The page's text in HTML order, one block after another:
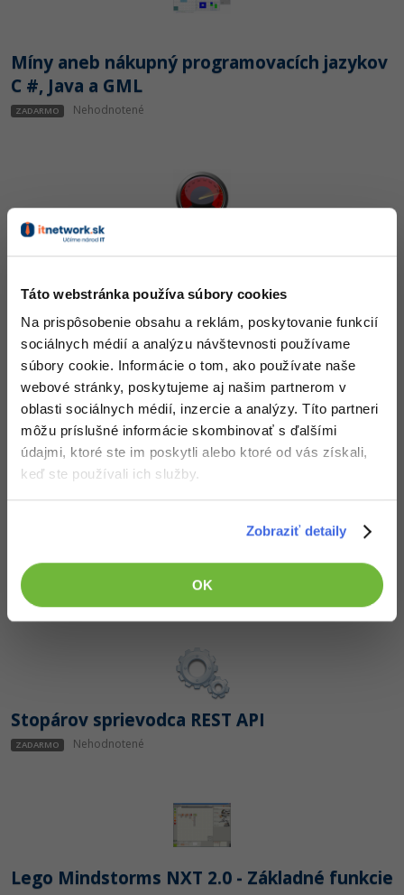
Táto webstránka používa súbory cookies
Na prispôsobenie obsahu a reklám, poskytovanie funkcií
sociálnych médií a analýzu návštevnosti používame
súbory cookie. Informácie o tom, ako používate naše
webové stránky, poskytujeme aj našim partnerom v
oblasti sociálnych médií, inzercie a analýzy. Títo partneri
môžu príslušné informácie skombinovať s ďalšími
údajmi, ktoré ste im poskytli alebo ktoré od vás získali,
keď ste používali ich služby.
Zobraziť detaily
OK
Míny aneb nákupný programovacích jazykov
C #, Java a GML
ZADARMO Nehodnotené
Rýchlosť spustení aplikácie
Automatický strážca dverí
ZADARMO Nehodnotené
Ilúzie priestoru
ZADARMO
Stopárov sprievodca REST API
ZADARMO Nehodnotené
Lego Mindstorms NXT 2.0 - Základné funkcie